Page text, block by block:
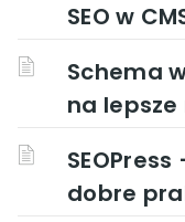
SEO w
Schema
na
dobre